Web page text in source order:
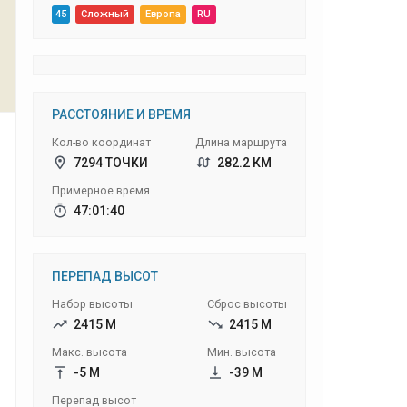
45 Сложный Европа RU
РАССТОЯНИЕ И ВРЕМЯ
Кол-во координат
7294 ТОЧКИ
Примерное время
47:01:40
Длина маршрута
282.2 КМ
ПЕРЕПАД ВЫСОТ
Набор высоты
2415 М
Макс. высота
-5 М
Перепад высот
Сброс высоты
2415 М
Мин. высота
-39 М